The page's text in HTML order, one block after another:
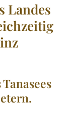
Landes